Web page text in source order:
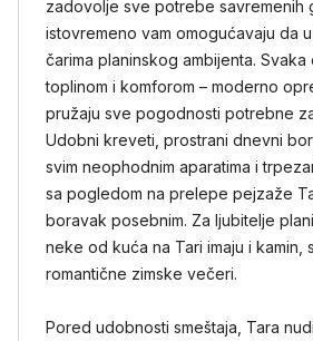
zadovolje sve potrebe savremenih
istovremeno vam omogućavaju da
čarima planinskog ambijenta.
toplinom i komforom – moderno
pružaju sve pogodnosti potrebne
Udobni kreveti, prostrani dnevni
svim neophodnim aparatima i
sa pogledom na prelepe pejzaže
boravak posebnim. Za ljubitelje
neke od kuća na Tari imaju i kamin,
romantične zimske večeri.
Pored udobnosti smeštaja, Tara